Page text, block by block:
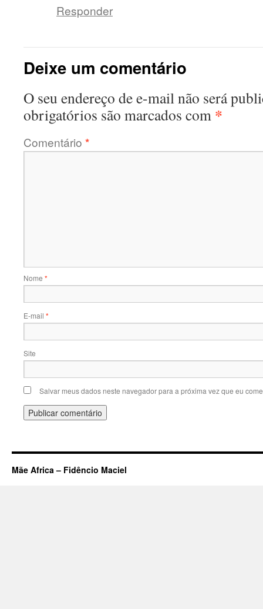
Responder
Deixe um comentário
O seu endereço de e-mail não será
obrigatórios são marcados com *
Comentário *
Nome *
E-mail *
Site
Salvar meus dados neste navegador para a próxima vez que eu
Mãe Africa – Fidêncio Maciel